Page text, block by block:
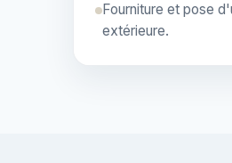
Fourniture et pose
extérieure.